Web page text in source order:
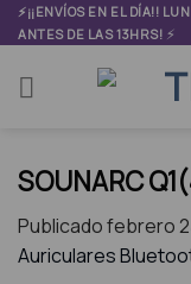
Skip
to
content
⚡¡¡ENVÍOS EN EL DÍA!!
ANTES DE LAS 13HRS! ⚡
SOUNARC
Publicadofebrero
Auriculares